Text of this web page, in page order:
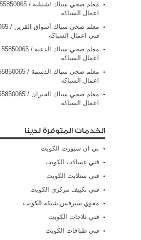
اعمال السباكه
فني اعمال السباكه
اعمال السباكه
اعمال السباكه
اعمال السباكه
الخدمات المتوفرة لدينا
بي ان سبورت الكويت
فني غسالات الكويت
فني ستلايت الكويت
فني تكييف مركزي الكويت
مقوي سيرفس شيكة الكويت
فني ثلاجات الكويت
فني طباخات الكويت